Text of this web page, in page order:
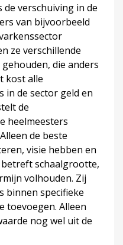
de verschuiving in de
van bijvoorbeeld
ze verschillende
die anders
kost alle
in de sector geld en
de
heelmeesters
de beste
visie hebben en
schaalgrootte,
volhouden. Zij
binnen specifieke
toevoegen. Alleen
nog wel uit de